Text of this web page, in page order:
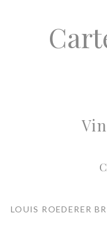
LOUIS ROEDERER